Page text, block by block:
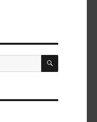
SUCHEN